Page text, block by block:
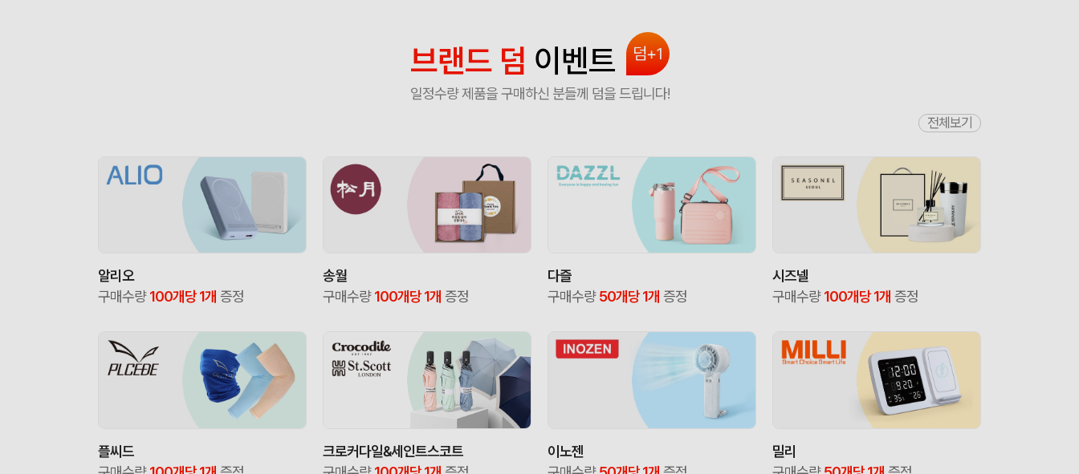
브랜드 덤 이벤트 덤+1
일정수량 제품을 구매하신 분들께 덤을 드립니다!
전체보기
알리오
구매수량100개당 1개 증정
송월
구매수량100개당 1개 증정
다즐
구매수량50개당 1개 증정
시즈넬
구매수량100개당 1개 증정
플씨드
크로커다일&세인트스코트
이노젠
밀리